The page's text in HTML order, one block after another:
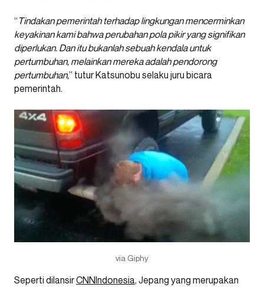
“ Tindakan pemerintah terhadap lingkungan mencerminkan
keyakinan kami bahwa perubahan pola pikir yang signifikan
diperlukan. Dan itu bukanlah sebuah kendala untuk
pertumbuhan, melainkan mereka adalah pendorong
pertumbuhan,” tutur Katsunobu selaku juru bicara
pemerintah.
via Giphy
Seperti dilansirCNNIndonesia, Jepang yang merupakan